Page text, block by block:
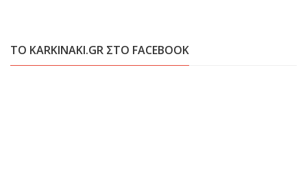
ΤΟ KARKINAKI.GR ΣΤΟ FACEBOOK